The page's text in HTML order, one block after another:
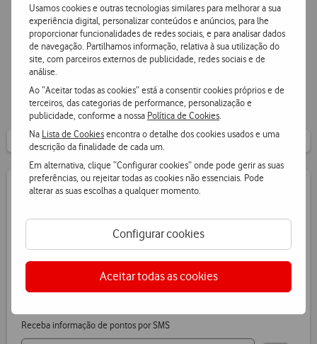
Usamos cookies e outras tecnologias similares para melhorar a sua
experiência digital, personalizar conteúdos e anúncios, para lhe
proporcionar funcionalidades de redes sociais, e para analisar dados
de navegação. Partilhamos informação, relativa à sua utilização do
site, com parceiros externos de publicidade, redes sociais e de
análise.
Ao “Aceitar todas as cookies” está a consentir cookies próprios e de
terceiros, das categorias de performance, personalização e
publicidade, conforme a nossa Política de Cookies
Na Lista de Cookiesencontra o detalhe dos cookies usados e uma
descrição da finalidade de cada um.
Em alternativa, clique “Configurar cookies” onde pode gerir as suas
preferências, ou rejeitar todas as cookies não essenciais. Pode
alterar as suas escolhas a qualquer momento.
Configurar cookies
Aceitar todas as cookies
Quer saber quantos pontos tem?
Fazer Login
Receba informação de pontos por SMS